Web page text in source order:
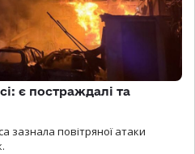
є постраждалі та
зазнала повітряної атаки